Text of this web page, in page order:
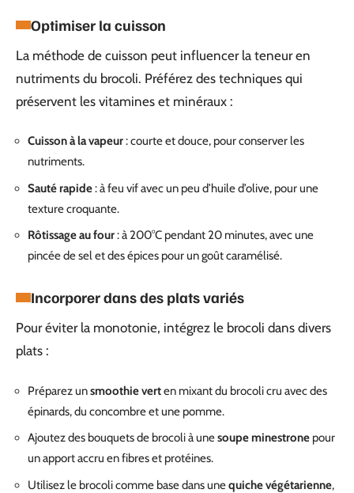
Optimiser la cuisson
La méthode de cuisson peut influencer la teneur en
nutriments du brocoli. Préférez des techniques qui
préservent les vitamines et minéraux :
Cuisson à la vapeur: courte et douce, pour conserver les
nutriments.
Sauté rapide: à feu vif avec un peu d’huile d’olive, pour une
texture croquante.
Rôtissage au four: à 200°C pendant 20 minutes, avec une
pincée de sel et des épices pour un goût caramélisé.
Incorporer dans des plats variés
Pour éviter la monotonie, intégrez le brocoli dans divers
plats :
Préparez unsmoothie verten mixant du brocoli cru avec des
épinards, du concombre et une pomme.
Ajoutez des bouquets de brocoli à unesoupe minestrone pour
un apport accru en fibres et protéines.
Utilisez le brocoli comme base dans unequiche végétarienne,